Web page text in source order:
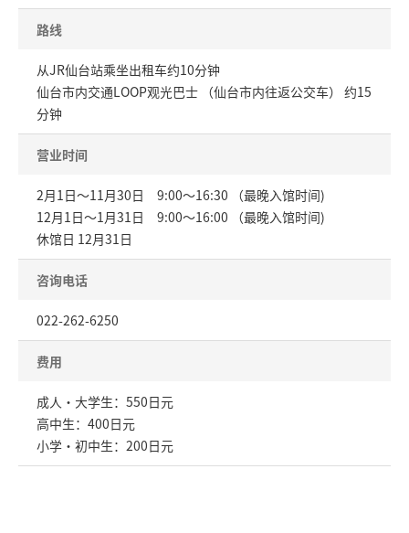
路线
从JR仙台站乘坐出租车约10分钟
仙台市内交通LOOP观光巴士 （仙台市内往返公交车） 约15
分钟
营业时间
2月1日～11月30日 9:00～16:30 （最晚入馆时间)
12月1日～1月31日 9:00～16:00 （最晚入馆时间)
休馆日 12月31日
咨询电话
022-262-6250
费用
成人・大学生：550日元
高中生：400日元
小学・初中生：200日元